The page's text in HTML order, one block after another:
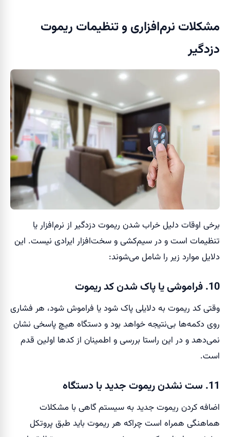
مشکلات نرم‌افزاری و تنظیمات ریموت
دزدگیر
برخی اوقات دلیل خراب شدن ریموت دزدگیر از نرم‌افزار یا
تنظیمات است و در سیم‌کشی و سخت‌افزار ایرادی نیست. این
دلایل موارد زیر را شامل می‌شوند:
10. فراموشی یا پاک شدن کد ریموت
وقتی کد ریموت به دلایلی پاک شود یا فراموش شود، هر فشاری
روی دکمه‌ها بی‌نتیجه خواهد بود و دستگاه هیچ پاسخی نشان
نمی‌دهد و در این راستا بررسی و اطمینان از کدها اولین قدم
است.
11. ست نشدن ریموت جدید با دستگاه
اضافه کردن ریموت جدید به سیستم گاهی با مشکلات
هماهنگی همراه است چراکه هر ریموت باید طبق پروتکل